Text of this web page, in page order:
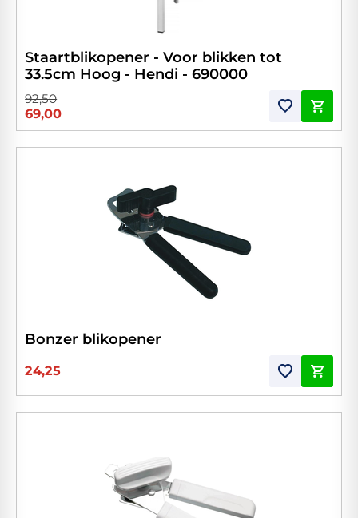
Staartblikopener - Voor blikken tot
33.5cm Hoog - Hendi - 690000
92,50
69,00
Bonzer blikopener
24,25